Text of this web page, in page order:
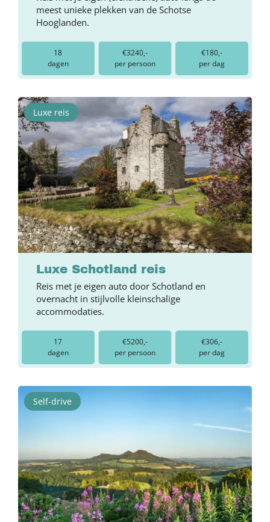
meest unieke plekken van de Schotse
Hooglanden.
18
dagen
€3240,-
per persoon
€180,-
per dag
Luxe reis
Luxe Schotland reis
Reis met je eigen auto door Schotland en
overnacht in stijlvolle kleinschalige
accommodaties.
17
dagen
€5200,-
per persoon
€306,-
per dag
Self-drive